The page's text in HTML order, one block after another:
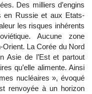
Des milliers d’engins
en Russie et aux Etats-
les risques inhérents
Aucune zone
Orient. La Corée du Nord
Asie de l’Est et partout
qu’elle alimente. Ainsi
nucléaires », évoqué
renvoyée à un horizon